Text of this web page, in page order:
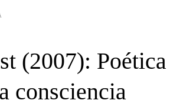
(2007): Poética
consciencia